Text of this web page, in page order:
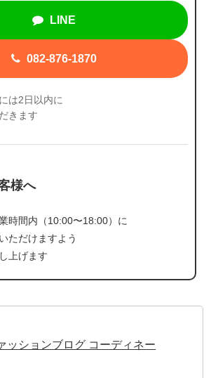
LINE
082-876-1870
は2日以内に
きます
様へ
時間内（10:00〜18:00）に
ただけますよう
上げます